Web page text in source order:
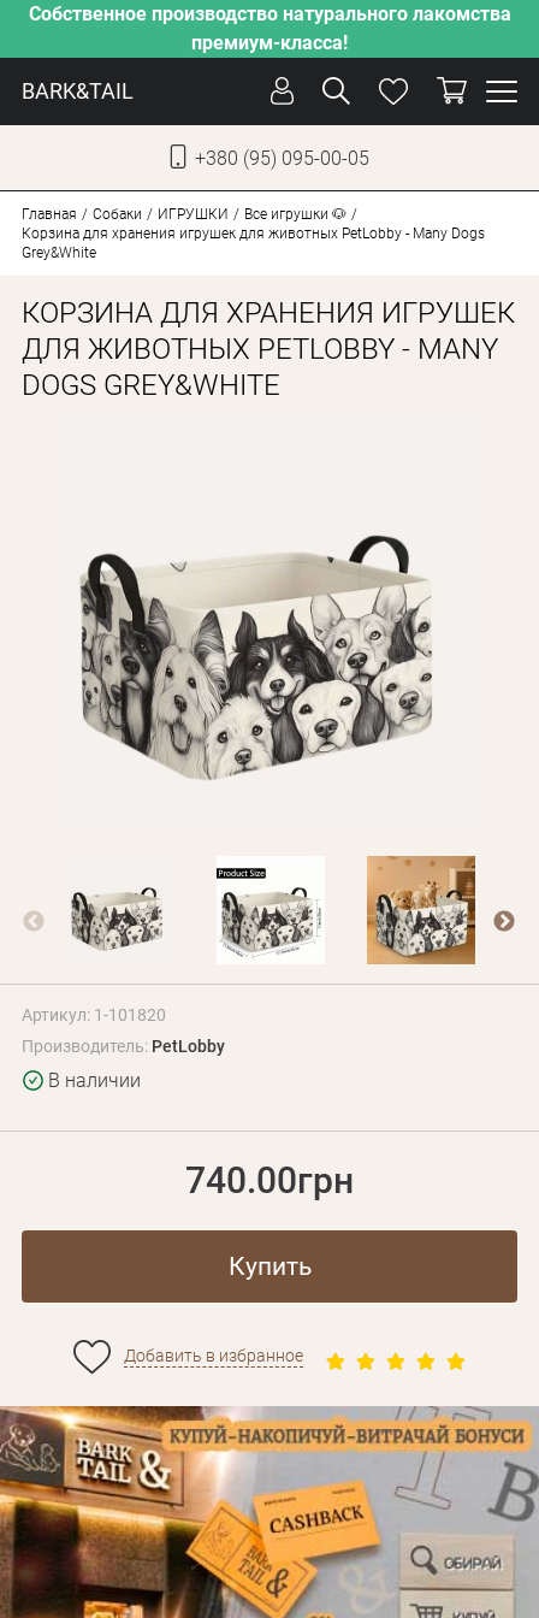
Собственное производство натурального лакомства
премиум-класса!
BARK&TAIL
+380 (95) 095-00-05
ЗАБОТА
ОТ ЖАРЫ
НАШЕ ПРОИЗВОДСТВО
Оплата и доставка
Программа лояльности
О Нас
Оптовым клиентам
Контакты
Главная Собаки ИГРУШКИ
Все игрушки 🐶
Корзина для хранения игрушек для животных PetLobby - Many Dogs
Grey&White
КОРЗИНА ДЛЯ ХРАНЕНИЯ ИГРУШЕК
ДЛЯ ЖИВОТНЫХ PETLOBBY - MANY
DOGS GREY&WHITE
Артикул: 1-101820
Производитель: PetLobby
В наличии
740.00грн
Купить
Добавить в избранное